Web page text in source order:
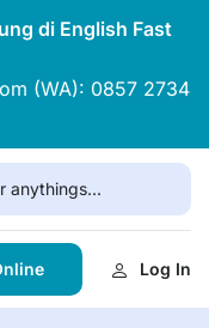
di English Fast
(WA): 0857 2734
Log In